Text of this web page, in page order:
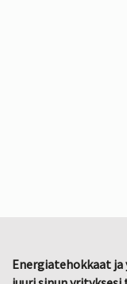
Energiatehokkaat